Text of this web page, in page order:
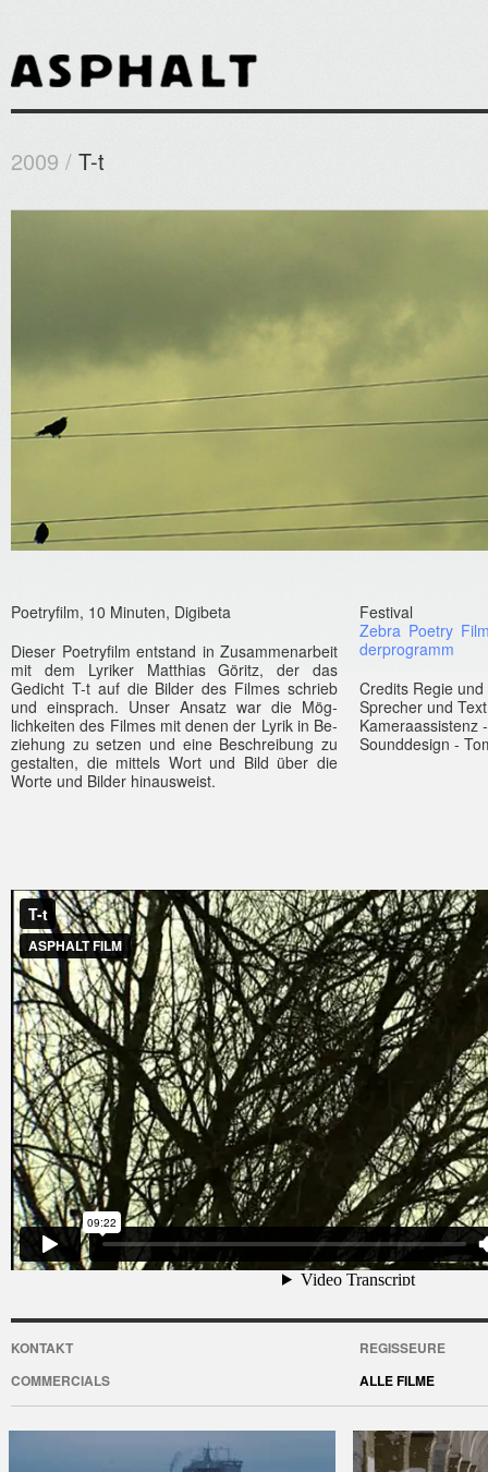
2009 / T-t
Poet­ryfilm, 10 Minut­en, Di­gibeta
Di­es­er Poet­ryfilm en­tstand in Zusam­menar­beit
mit dem Lyrik­er Matthias Göritz, der das
Gedicht T-t auf die Bi­ld­er des Fil­mes schrieb
und einsprach. Unser An­satz war die Mög­
lichkeit­en des Fil­mes mit denen der Lyrik in Be­
ziehung zu setz­en und eine Be­schreibung zu
ges­talt­en, die mit­tels Wort und Bild über die
Worte und Bi­ld­er hinaus­we­ist.
Fes­tiv­al
Zebra Poet­ry
derprog­ramm
Credits Regie
Sprech­er und
Kameraas­sistenz
Sounddesign -
T-tfromJustin KochonVimeo.
KONTAKT
REGISSEURE
COMMERCIALS
ALLE FILME